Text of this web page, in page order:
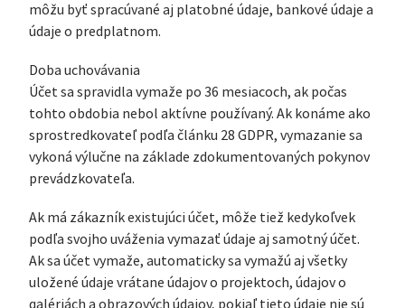
môžu byť spracúvané aj platobné údaje, bankové údaje a
údaje o predplatnom.
Doba uchovávania
Účet sa spravidla vymaže po 36 mesiacoch, ak počas
tohto obdobia nebol aktívne používaný. Ak konáme ako
sprostredkovateľ podľa článku 28 GDPR, vymazanie sa
vykoná výlučne na základe zdokumentovaných pokynov
prevádzkovateľa.
Ak má zákazník existujúci účet, môže tiež kedykoľvek
podľa svojho uváženia vymazať údaje aj samotný účet.
Ak sa účet vymaže, automaticky sa vymažú aj všetky
uložené údaje vrátane údajov o projektoch, údajov o
galériách a obrazových údajov, pokiaľ tieto údaje nie sú